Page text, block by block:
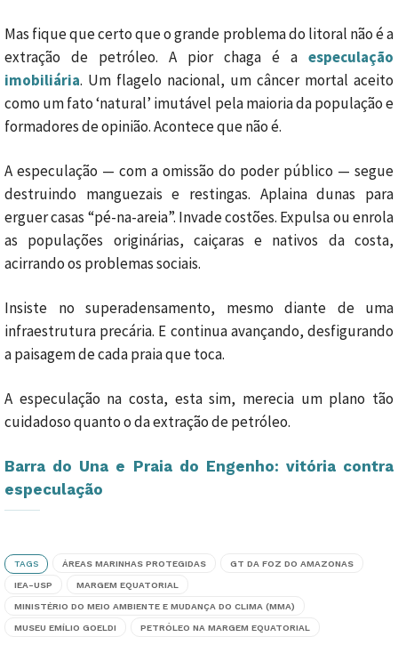
Mas fique que certo que o grande problema do litoral não é a
extração de petróleo. A pior chaga é a especulação
imobiliária. Um flagelo nacional, um câncer mortal aceito
como um fato ‘natural’ imutável pela maioria da população e
formadores de opinião. Acontece que não é.
A especulação — com a omissão do poder público — segue
destruindo manguezais e restingas. Aplaina dunas para
erguer casas “pé-na-areia”. Invade costões. Expulsa ou enrola
as populações originárias, caiçaras e nativos da costa,
acirrando os problemas sociais.
Insiste no superadensamento, mesmo diante de uma
infraestrutura precária. E continua avançando, desfigurando
a paisagem de cada praia que toca.
A especulação na costa, esta sim, merecia um plano tão
cuidadoso quanto o da extração de petróleo.
Barra do Una e Praia do Engenho: vitória contra
especulação
TAGS ÁREAS MARINHAS PROTEGIDAS GT DA FOZ DO AMAZONAS
IEA-USP MARGEM EQUATORIAL
MINISTÉRIO DO MEIO AMBIENTE E MUDANÇA DO CLIMA (MMA)
MUSEU EMÍLIO GOELDI PETRÓLEO NA MARGEM EQUATORIAL